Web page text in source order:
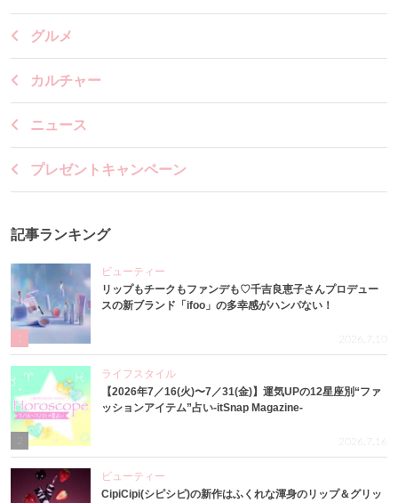
グルメ
カルチャー
ニュース
プレゼントキャンペーン
記事ランキング
ビューティー
リップもチークもファンデも♡千吉良恵子さんプロデュー
スの新ブランド「ifoo」の多幸感がハンパない！
2026.7.10
ライフスタイル
【2026年7／16(火)〜7／31(金)】運気UPの12星座別“ファ
ッションアイテム”占い-itSnap Magazine-
2026.7.16
ビューティー
CipiCipi(シピシピ)の新作はふくれな渾身のリップ＆グリッ